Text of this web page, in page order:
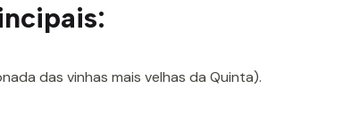
das vinhas mais velhas da Quinta).